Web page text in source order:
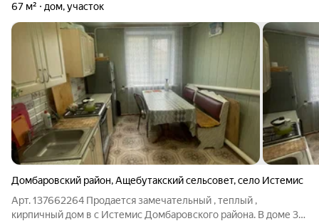
67 м² дом, участок
Домбаровский район,Ащебутакский сельсовет,село Истемис
Арт. 137662264 Продается замечательный , теплый ,
кирпичный дом в с Истемис Домбаровского района. В доме 3